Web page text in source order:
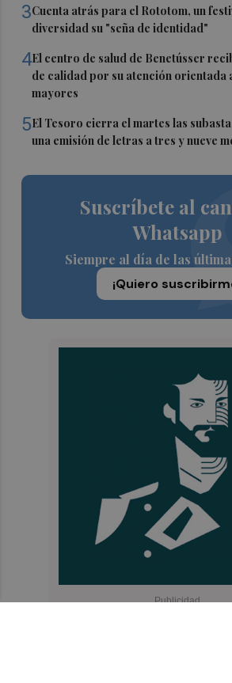
3Cuenta atrás para el Rototom, un
diversidad su "seña de identidad"
4El centro de salud de Benetússer
de calidad por su atención orientada
mayores
5El Tesoro cierra el martes las
una emisión de letras a tres y nueve
Suscríbete al
Whatsapp
Siempre al día de las
¡Quiero